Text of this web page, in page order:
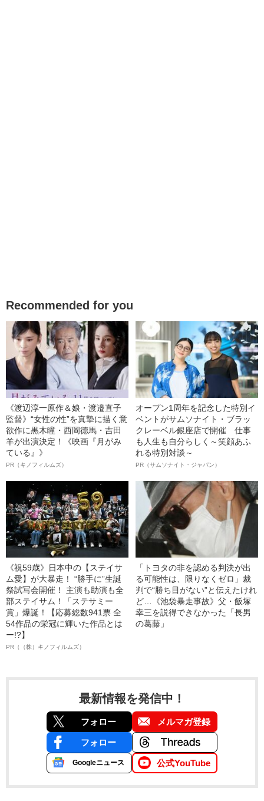
Recommended for you
《渡辺淳一原作＆娘・渡邉直子
監督》“女性の性”を真摯に描く意
欲作に黒木瞳・西岡德馬・吉田
羊が出演決定！《映画『月がみ
ている』》
PR（キノフィルムズ）
オープン1周年を記念した特別イ
ベントがサムソナイト・ブラッ
クレーベル銀座店で開催 仕事
も人生も自分らしく～笑顔あふ
れる特別対談～
PR（サムソナイト・ジャパン）
《祝59歳》日本中の【ステイサ
ム愛】が大暴走！ “勝手に”生誕
祭試写会開催！ 主演も助演も全
部ステイサム！「ステサミー
賞」爆誕！【応募総数941票 全
54作品の栄冠に輝いた作品とは
ー!?】
PR（（株）キノフィルムズ）
「トヨタの非を認める判決が出
る可能性は、限りなくゼロ」裁
判で“勝ち目がない”と伝えたけれ
ど…《池袋暴走事故》父・飯塚
幸三を説得できなかった「長男
の葛藤」
最新情報を発信中！
フォロー メルマガ登録
フォロー
Googleニュース 公式YouTube